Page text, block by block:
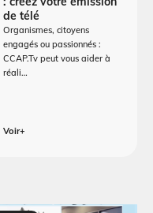
de télé
Organismes, citoyens
engagés ou passionnés :
CCAP.Tv peut vous aider à
réali…
Voir+